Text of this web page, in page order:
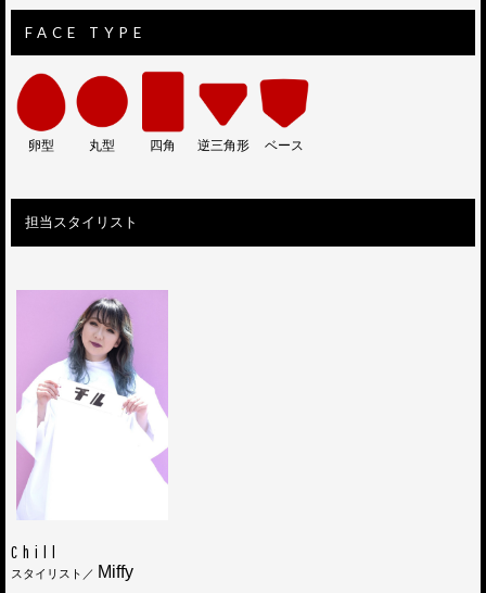
FACE TYPE
卵型 丸型 四角 逆三角形 ベース
担当スタイリスト
Chill
スタイリスト／ Miffy